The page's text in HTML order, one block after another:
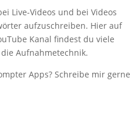
Live-Videos und bei Videos
aufzuschreiben. Hier auf
Kanal findest du viele
Aufnahmetechnik.
Apps? Schreibe mir gerne